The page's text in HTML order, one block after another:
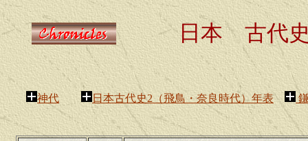
日本 古代
神代 日本古代史2（飛鳥・奈良時代）年表